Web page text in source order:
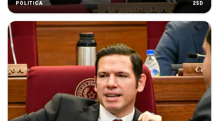
POLÍTICA 25D